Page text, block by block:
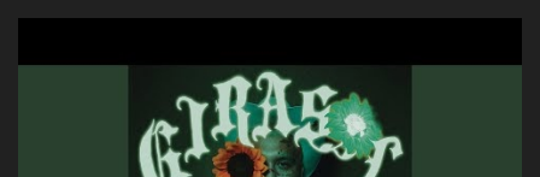
con la gente Dices "Latino Gang" pero pisas a to'a tu gente Pa’ dar
menos se prudente Hoy me sabe a mierda, traigo un Balvin en los
dientes Por falta de empatía le toca ser resiliente ¿Acaso eres
consciente de los followers que mueves? Parcerito, abre los ojos y
ve el poder que tienes Otro chiste malo son los nombres de tus